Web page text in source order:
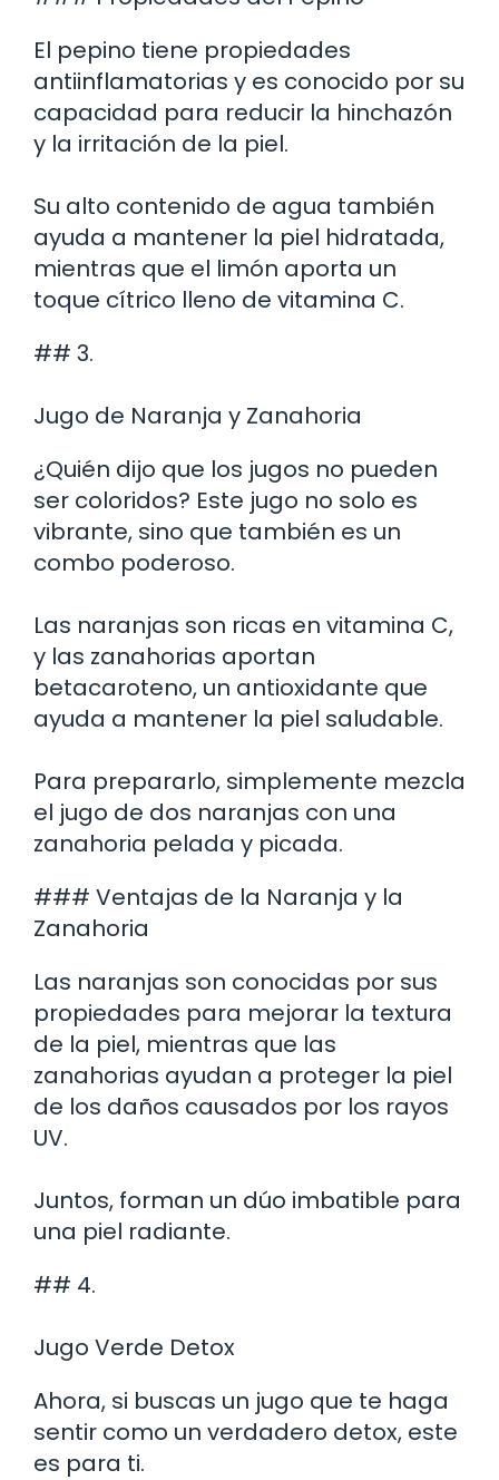
El pepino tiene propiedades
antiinflamatorias y es conocido por su
capacidad para reducir la hinchazón
y la irritación de la piel.
Su alto contenido de agua también
ayuda a mantener la piel hidratada,
mientras que el limón aporta un
toque cítrico lleno de vitamina C.
## 3.
Jugo de Naranja y Zanahoria
¿Quién dijo que los jugos no pueden
ser coloridos? Este jugo no solo es
vibrante, sino que también es un
combo poderoso.
Las naranjas son ricas en vitamina C,
y las zanahorias aportan
betacaroteno, un antioxidante que
ayuda a mantener la piel saludable.
Para prepararlo, simplemente mezcla
el jugo de dos naranjas con una
zanahoria pelada y picada.
### Ventajas de la Naranja y la
Zanahoria
Las naranjas son conocidas por sus
propiedades para mejorar la textura
de la piel, mientras que las
zanahorias ayudan a proteger la piel
de los daños causados por los rayos
UV.
Juntos, forman un dúo imbatible para
una piel radiante.
## 4.
Jugo Verde Detox
Ahora, si buscas un jugo que te haga
sentir como un verdadero detox, este
es para ti.